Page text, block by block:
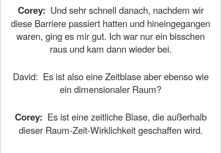
Corey: Und sehr schnell danach, nachdem wir
diese Barriere passiert hatten und hineingegangen
waren, ging es mir gut. Ich war nur ein bisschen
raus und kam dann wieder bei.
David: Es ist also eine Zeitblase aber ebenso wie
ein dimensionaler Raum?
Corey: Es ist eine zeitliche Blase, die außerhalb
dieser Raum-Zeit-Wirklichkeit geschaffen wird.